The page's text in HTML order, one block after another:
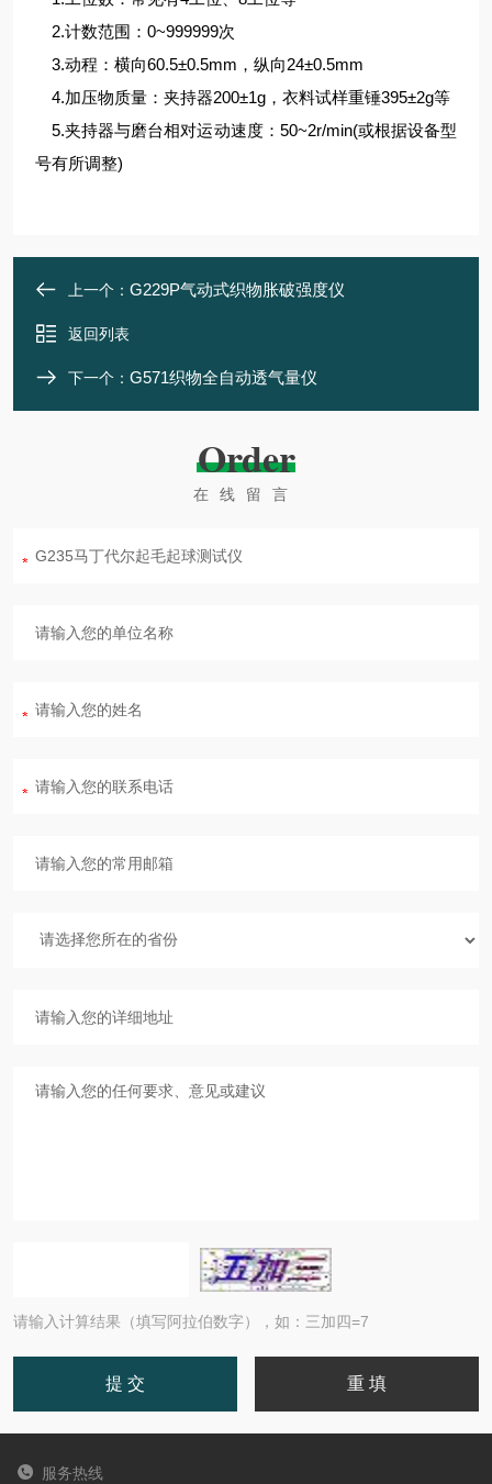
2.计数范围：0~999999次
3.动程：横向60.5±0.5mm，纵向24±0.5mm
4.加压物质量：夹持器200±1g，衣料试样重锤395±2g等
5.夹持器与磨台相对运动速度：50~2r/min(或根据设备型
号有所调整)
上一个： G229P气动式织物胀破强度仪
返回列表
下一个： G571织物全自动透气量仪
Order
在线留言
请输入计算结果（填写阿拉伯数字），如：三加四=7
服务热线